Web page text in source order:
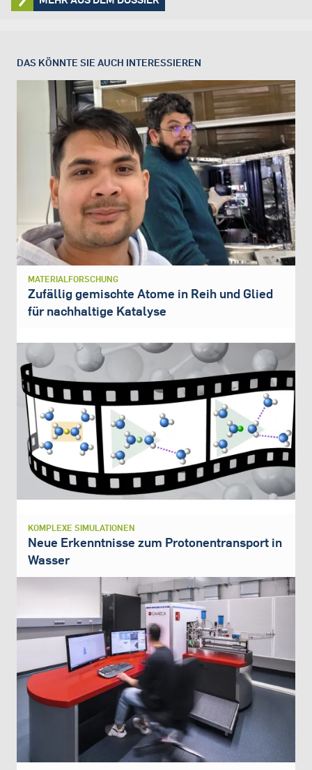
DAS KÖNNTE SIE AUCH INTERESSIEREN
MATERIALFORSCHUNG
Zufällig gemischte Atome in Reih und Glied
für nachhaltige Katalyse
KOMPLEXE SIMULATIONEN
Neue Erkenntnisse zum Protonentransport in
Wasser